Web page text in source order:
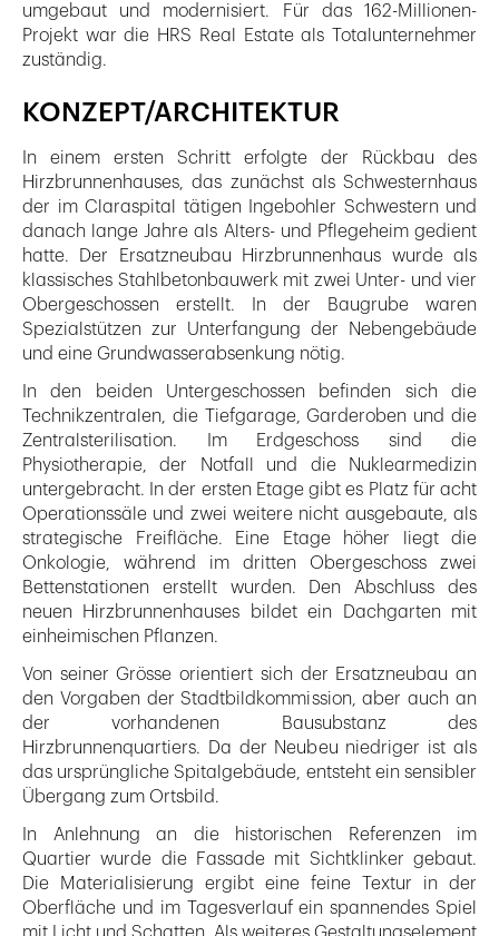
umgebaut und modernisiert. Für das 162-Millionen-
Projekt war die HRS Real Estate als Totalunternehmer
zuständig.
KONZEPT/ARCHITEKTUR
In einem ersten Schritt erfolgte der Rückbau des
Hirzbrunnenhauses, das zunächst als Schwesternhaus
der im Claraspital tätigen Ingebohler Schwestern und
danach lange Jahre als Alters- und Pflegeheim gedient
hatte. Der Ersatzneubau Hirzbrunnenhaus wurde als
klassisches Stahlbetonbauwerk mit zwei Unter- und vier
Obergeschossen erstellt. In der Baugrube waren
Spezialstützen zur Unterfangung der Nebengebäude
und eine Grundwasserabsenkung nötig.
In den beiden Untergeschossen befinden sich die
Technikzentralen, die Tiefgarage, Garderoben und die
Zentralsterilisation. Im Erdgeschoss sind die
Physiotherapie, der Notfall und die Nuklearmedizin
untergebracht. In der ersten Etage gibt es Platz für acht
Operationssäle und zwei weitere nicht ausgebaute, als
strategische Freifläche. Eine Etage höher liegt die
Onkologie, während im dritten Obergeschoss zwei
Bettenstationen erstellt wurden. Den Abschluss des
neuen Hirzbrunnenhauses bildet ein Dachgarten mit
einheimischen Pflanzen.
Von seiner Grösse orientiert sich der Ersatzneubau an
den Vorgaben der Stadtbildkommission, aber auch an
der vorhandenen Bausubstanz des
Hirzbrunnenquartiers. Da der Neubeu niedriger ist als
das ursprüngliche Spitalgebäude, entsteht ein sensibler
Übergang zum Ortsbild.
In Anlehnung an die historischen Referenzen im
Quartier wurde die Fassade mit Sichtklinker gebaut.
Die Materialisierung ergibt eine feine Textur in der
Oberfläche und im Tagesverlauf ein spannendes Spiel
mit Licht und Schatten. Als weiteres Gestaltungselement